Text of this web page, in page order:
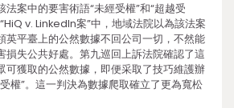
案中的要害術語“未經受權”和“超越受
v. LinkedIn案”中，地域法院以為該法案
英平臺上的公然數據不回公司一切，不然能
損失公共好處。第九巡回上訴法院確認了這
可獲取的公然數據，即便采取了技巧維護辦
權”。這一判決為數據爬取確立了更為寬松